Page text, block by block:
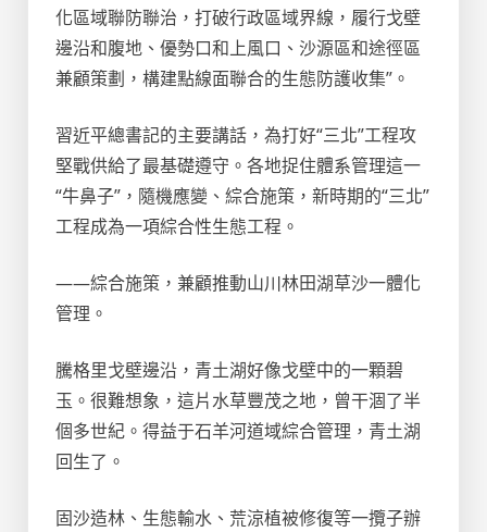
化區域聯防聯治，打破行政區域界線，履行戈壁
邊沿和腹地、優勢口和上風口、沙源區和途徑區
兼顧策劃，構建點線面聯合的生態防護收集”。
習近平總書記的主要講話，為打好“三北”工程攻
堅戰供給了最基礎遵守。各地捉住體系管理這一
“牛鼻子”，隨機應變、綜合施策，新時期的“三北”
工程成為一項綜合性生態工程。
——綜合施策，兼顧推動山川林田湖草沙一體化
管理。
騰格里戈壁邊沿，青土湖好像戈壁中的一顆碧
玉。很難想象，這片水草豐茂之地，曾干涸了半
個多世紀。得益于石羊河道域綜合管理，青土湖
回生了。
固沙造林、生態輸水、荒涼植被修復等一攬子辦